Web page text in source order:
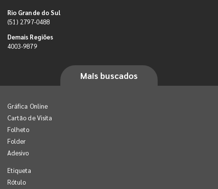
Rio Grande do Sul
(51) 2797-0488
Demais Regiões
4003-9879
Mais buscados
Gráfica Online
Cartão de Visita
Folheto
Folder
Adesivo
Etiqueta
Rótulo